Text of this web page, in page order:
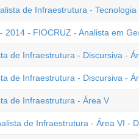
de Infraestrutura -
2014 - FIOCRUZ - Analista em
de Infraestrutura - Discursiva -
de Infraestrutura - Discursiva -
de Infraestrutura - Área V
de Infraestrutura - Área VI -